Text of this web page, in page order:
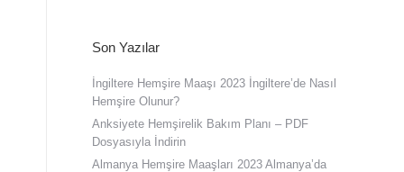
Son Yazılar
İngiltere Hemşire Maaşı 2023 İngiltere’de Nasıl
Hemşire Olunur?
Anksiyete Hemşirelik Bakım Planı – PDF
Dosyasıyla İndirin
Almanya Hemşire Maaşları 2023 Almanya’da